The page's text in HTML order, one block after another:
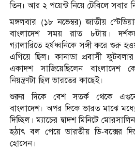
তিন। আর ২ পয়েন্ট নিয়ে টেবিলে সবার
মঙ্গলবার (১৮ নভেম্বর) জাতীয়
বাংলাদেশ সময় রাত ৮টায়।
গ্যালারিতে হর্ষধ্বনিকে সঙ্গী করে শুরু
এগিয়ে ছিল। কানাডা প্রবাসী
একাদশ সাজিয়েছিলেন বাংলাদেশ
নিয়ন্ত্রণটা ছিল ভারতের কাছেই।
শুরুর দিকে বেশ সতর্ক থেকে
বাংলাদেশ। অপর দিকে ভারত মাঝে
দিচ্ছিল। ম্যাচের দ্বাদশ মিনিটে
হঠাৎ বল পেয়ে ভারতীয় ডি-বক্সের
হোসেন।